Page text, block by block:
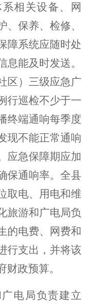
相关设备、网
、保养、检修、
障系统应随时处
息能及时发送。
区）
三级应急广
行巡检不少于一
终端通响每季度
现不能正常通响
应急保障期应加
保通响率。全县
取电、用电和维
旅游和广电局负
的电费、网费和
行支出 ，并将该
财政预算。
电局负责建立